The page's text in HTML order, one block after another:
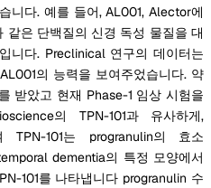
니다. 예를 들어, AL001, Alector에
은 단백질의 신경 독성 물질을 대
니다. Preclinical 연구의 데이터는
의 능력을 보여주었습니다. 약
받았고 현재 Phase-1 임상 시험을
의 TPN-101과 유사하게,
TPN-101는 progranulin의 효소
dementia의 특정 모양에서
101를 나타냅니다 progranulin 수